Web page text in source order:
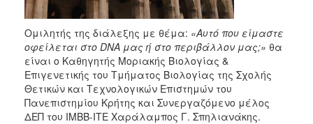
ΤΟΠΟΣ
ΠΟΛΙΤΙΣΜΟΣ
Ομιλητής της διάλεξης με θέμα: «Αυτό που είμαστε
οφείλεται στο DNA μας ή στο περιβάλλον μας;» θα
είναι ο Καθηγητής Μοριακής Βιολογίας &
Επιγενετικής του Τμήματος Βιολογίας της Σχολής
Θετικών και Τεχνολογικών Επιστημών του
Πανεπιστημίου Κρήτης και Συνεργαζόμενο μέλος
ΔΕΠ του ΙΜΒΒ-ΙΤΕ Χαράλαμπος Γ. Σπηλιανάκης.